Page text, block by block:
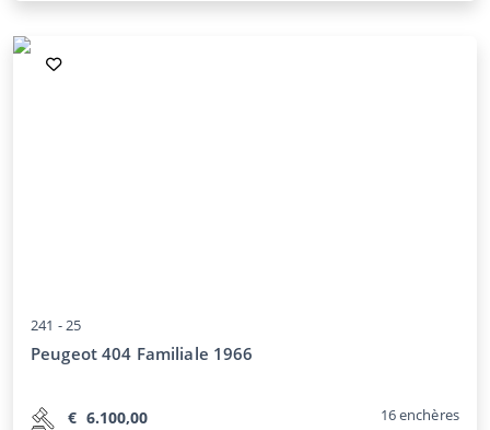
241 -25
Peugeot 404 Familiale 1966
€ 6.100,00 16enchères